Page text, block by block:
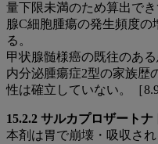
量下限未満のため算出で
腺C細胞腫瘍の発生頻度
る。
甲状腺髄様癌の既往のあ
内分泌腫瘍症2型の家族歴
性は確立していない。［8.9
15.2.2 サルカプロザート
本剤は胃で崩壊・吸収さ